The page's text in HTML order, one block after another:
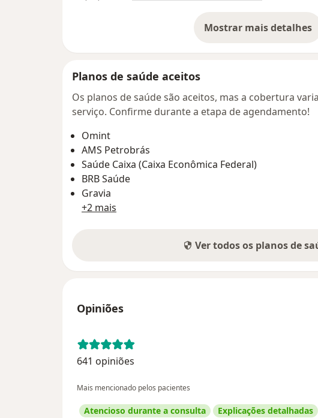
Mostrar mais detalhes
sobre o
Planos de saúde aceitos
Os planos de saúde são aceitos, mas a cobertura
serviço. Confirme durante a etapa de agendamento!
Omint
AMS Petrobrás
Saúde Caixa (Caixa Econômica Federal)
BRB Saúde
Gravia
+2 mais
Ver todos os planos de
Opiniões
641 opiniões
Mais mencionado pelos pacientes
Atencioso durante a consulta Explicações detalhadas